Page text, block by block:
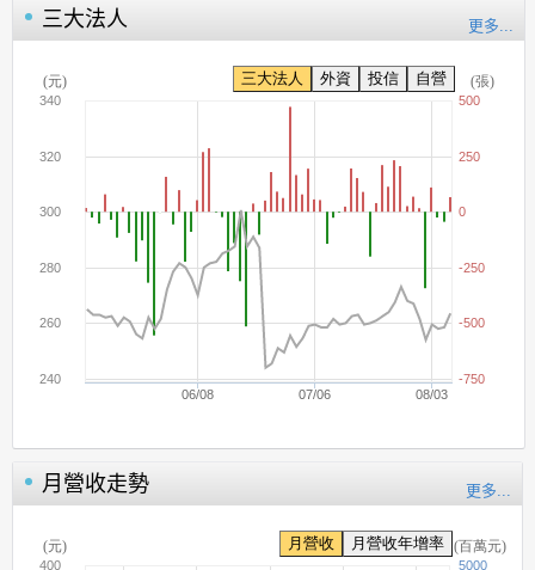
三大法人 更多...
月營收走勢 更多...